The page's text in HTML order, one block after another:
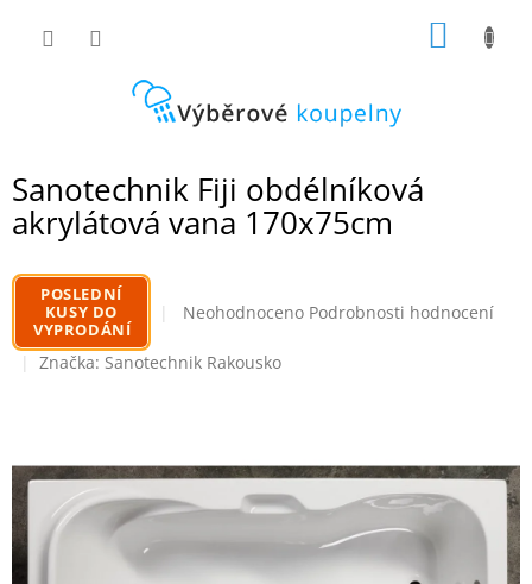
Sanotechnik Fiji obdélníková
akrylátová vana 170x75cm
POSLEDNÍ
KUSY DO
VYPRODÁNÍ
Průměrné
produktu
hvězdiček.
Neohodnoceno Podrobnosti hodnocení
Značka: Sanotechnik Rakousko